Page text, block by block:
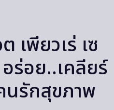
เพียวเร่ เซ
ร่อย..เคลียร์
นรักสุขภาพ